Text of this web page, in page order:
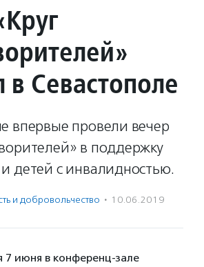
Севастополе
впервые провели вечер
в поддержку
детей с инвалидностью.
и доброволь­чест­во · 10.06.2019
7 июня в конференц-зале